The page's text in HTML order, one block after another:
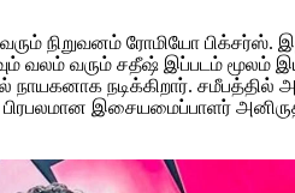
நிறுவனம் ரோமியோ
வலம் வரும் சதீஷ் இப்படம் மூலம்
நடிக்கிறார். சமீபத்தில்
இசையமைப்பாளர்